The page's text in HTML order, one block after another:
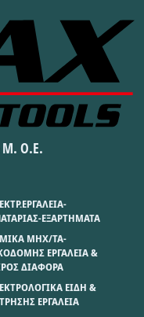
Μ. Ο.Ε.
ΕΞΑΡΤΗΜΑΤΑ
ΜΗΧ/ΤΑ-
ΕΡΓΑΛΕΙΑ &
ΔΙΑΦΟΡΑ
ΕΙΔΗ &
ΕΡΓΑΛΕΙΑ